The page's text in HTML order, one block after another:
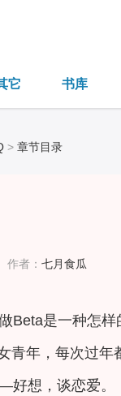
它 书库
> 章节目录
作者： 七月食瓜
Beta是一种怎
青年，每次过年
想，谈恋爱。